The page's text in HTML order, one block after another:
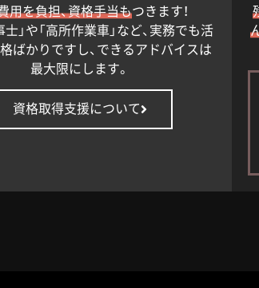
用を負担、資格手当もつきます！
士」や「高所作業車」など、実務でも活
ばかりですし、できるアドバイスは
最大限にします。
資格取得支援について